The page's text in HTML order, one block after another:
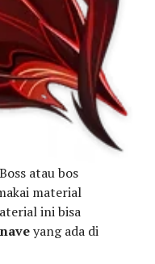
atau bos
material
ini bisa
yang ada di